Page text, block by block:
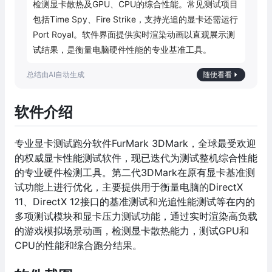
检测显卡散热及GPU、CPU的综合性能。常见测试项目
包括Time Spy、Fire Strike，支持光追的显卡还需运行
Port Royal。软件界面提供实时渲染动画以直观展示测
试结果，是衡量电脑硬件性能的专业基准工具。
随便看看
软件介绍
专业显卡测试跑分软件FurMark 3DMark，全球最受欢迎
的权威显卡性能测试软件，现已迭代为测试整机综合性能
的专业硬件检测工具。第二代3DMark在原有显卡基准测
试功能上进行优化，主要提供用于衡量电脑的DirectX
11、DirectX 12接口的基准测试和光追性能测试等在内的
多项测试模块和显卡压力测试功能，通过实时渲染高负载
的游戏模拟场景动画，检测显卡散热能力，测试GPU和
CPU的性能和综合跑分结果。